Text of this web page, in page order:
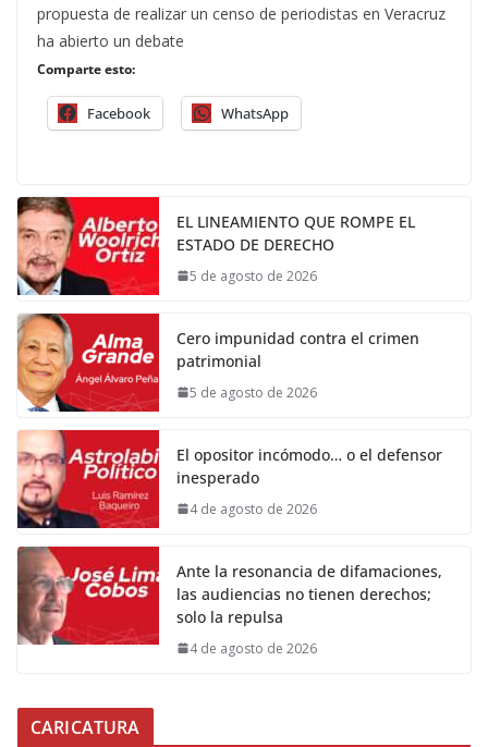
propuesta de realizar un censo de periodistas en Veracruz
ha abierto un debate
Comparte esto:
Facebook WhatsApp
EL LINEAMIENTO QUE ROMPE EL
ESTADO DE DERECHO
5 de agosto de 2026
Cero impunidad contra el crimen
patrimonial
5 de agosto de 2026
El opositor incómodo… o el defensor
inesperado
4 de agosto de 2026
Ante la resonancia de difamaciones,
las audiencias no tienen derechos;
solo la repulsa
4 de agosto de 2026
CARICATURA